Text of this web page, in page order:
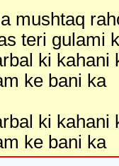
mushtaq
teri gulami
ki kahani
ke bani ka
ki kahani
ke bani ka